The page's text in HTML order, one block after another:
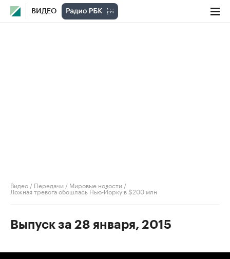
ВИДЕО
Видео / Передачи / Мировые новости /
Ложная тревога обошлась Нью-Йорку в $200 млн
Выпуск за 28 января, 2015